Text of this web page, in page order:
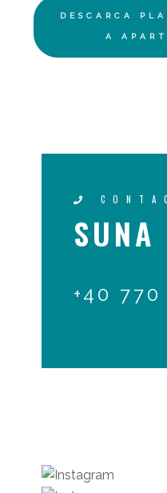
DESCARCA
A
+40 770